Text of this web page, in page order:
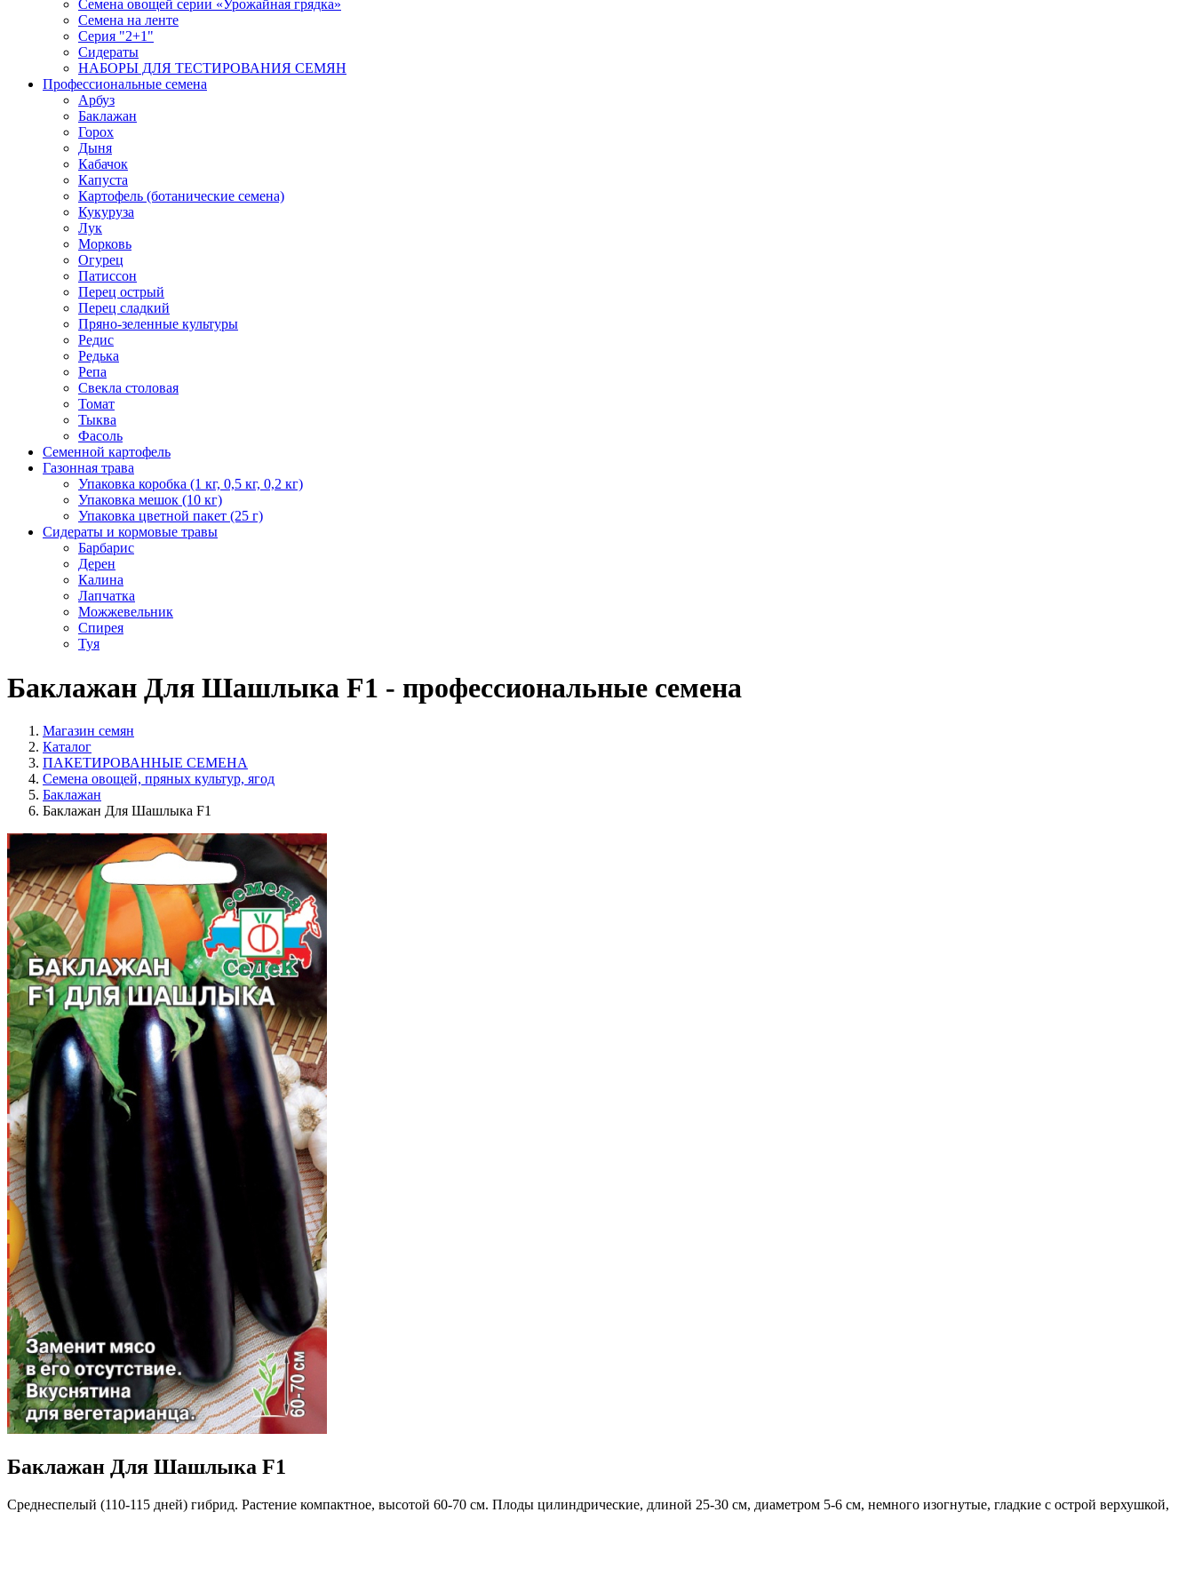
Семена овощей серии «Урожайная грядка»
Семена на ленте
Серия "2+1"
Сидераты
НАБОРЫ ДЛЯ ТЕСТИРОВАНИЯ СЕМЯН
Профессиональные семена
Арбуз
Баклажан
Горох
Дыня
Кабачок
Капуста
Картофель (ботанические семена)
Кукуруза
Лук
Морковь
Огурец
Патиссон
Перец острый
Перец сладкий
Пряно-зеленные культуры
Редис
Редька
Репа
Свекла столовая
Томат
Тыква
Фасоль
Семенной картофель
Газонная трава
Упаковка коробка (1 кг, 0,5 кг, 0,2 кг)
Упаковка мешок (10 кг)
Упаковка цветной пакет (25 г)
Сидераты и кормовые травы
Барбарис
Дерен
Калина
Лапчатка
Можжевельник
Спирея
Туя
Баклажан Для Шашлыка F1 - профессиональные семена
Магазин семян
Каталог
ПАКЕТИРОВАННЫЕ СЕМЕНА
Семена овощей, пряных культур, ягод
Баклажан
Баклажан Для Шашлыка F1
Баклажан Для Шашлыка F1
Среднеспелый (110-115 дней) гибрид. Растение компактное, высотой 60-70 см. Плоды цилиндрические, длиной 25-30 см, диаметром 5-6 см, немного изогнутые, гладкие с острой верхушкой,